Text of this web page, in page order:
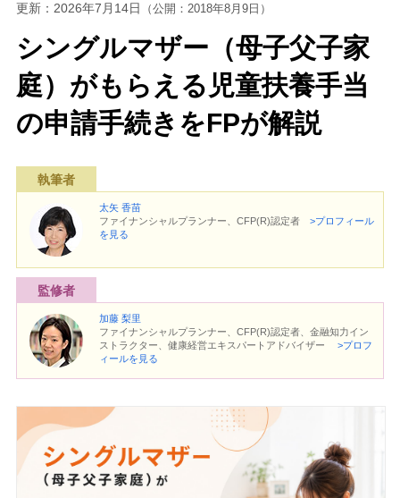
更新： 2026年7月14日 （公開：2018年8月9日）
シングルマザー（母子父子家
庭）がもらえる児童扶養手当
の申請手続きをFPが解説
執筆者
太矢 香苗
ファイナンシャルプランナー、CFP(R)認定者 >プロフィール
を見る
監修者
加藤 梨里
ファイナンシャルプランナー、CFP(R)認定者、金融知力イン
ストラクター、健康経営エキスパートアドバイザー >プロフ
ィールを見る